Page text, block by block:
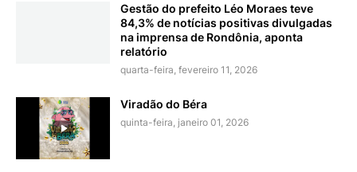
Gestão do prefeito Léo Moraes teve
84,3% de notícias positivas divulgadas
na imprensa de Rondônia, aponta
relatório
quarta-feira, fevereiro 11, 2026
Viradão do Béra
quinta-feira, janeiro 01, 2026